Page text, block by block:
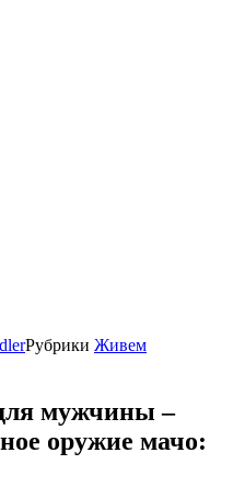
Рубрики Живем
мужчины –
оружие мачо: